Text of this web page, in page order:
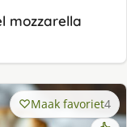
mozzarella
Maak favoriet4